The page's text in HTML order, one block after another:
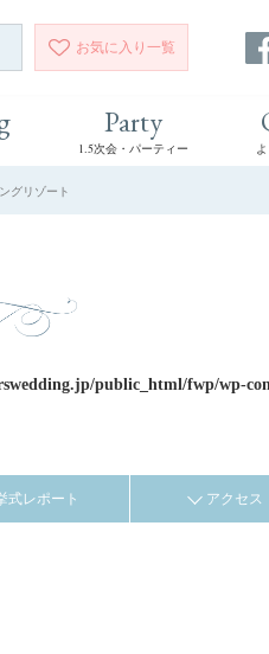
お気に入り 一覧
Party
1.5次会・パーティー
グリゾート
public_html/fwp/wp-
式レポート アクセス